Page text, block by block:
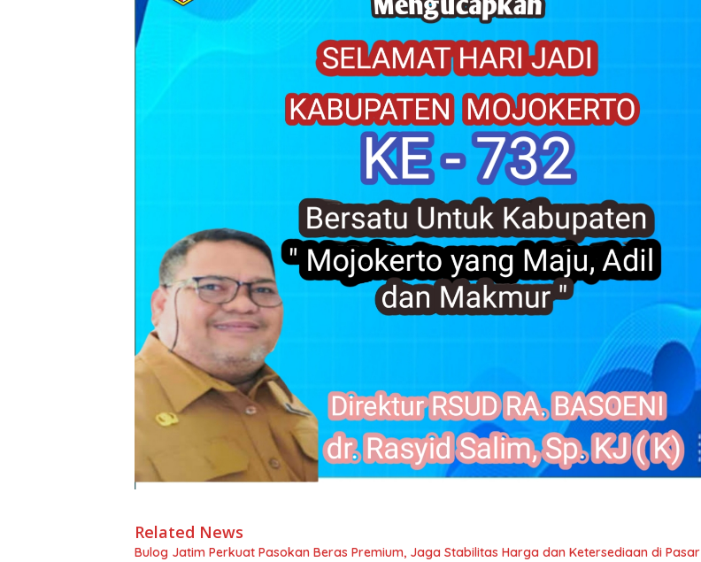
Related News
Bulog Jatim Perkuat Pasokan Beras Premium, Jaga Stabilitas Harga dan Ketersediaan di Pasar